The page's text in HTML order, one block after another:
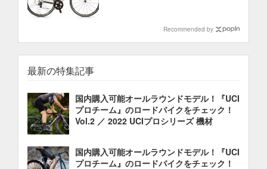
Recommended by
最新の特集記事
国内購入可能オールラウンドモデル！『UCI
プロチーム』のロードバイクをチェック！
Vol.2 ／ 2022 UCIプロシリーズ 機材
国内購入可能オールラウンドモデル！『UCI
プロチーム』のロードバイクをチェック！